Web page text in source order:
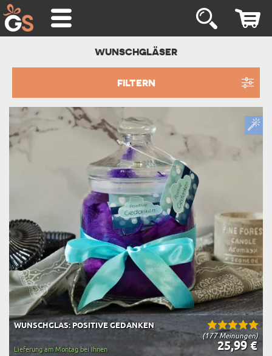
WUNSCHGLÄSER
FILTERN
(177 Meinungen)
WUNSCHGLAS: POSITIVE GEDANKEN
25,99 €
Lieferung am Montag bei Ihnen